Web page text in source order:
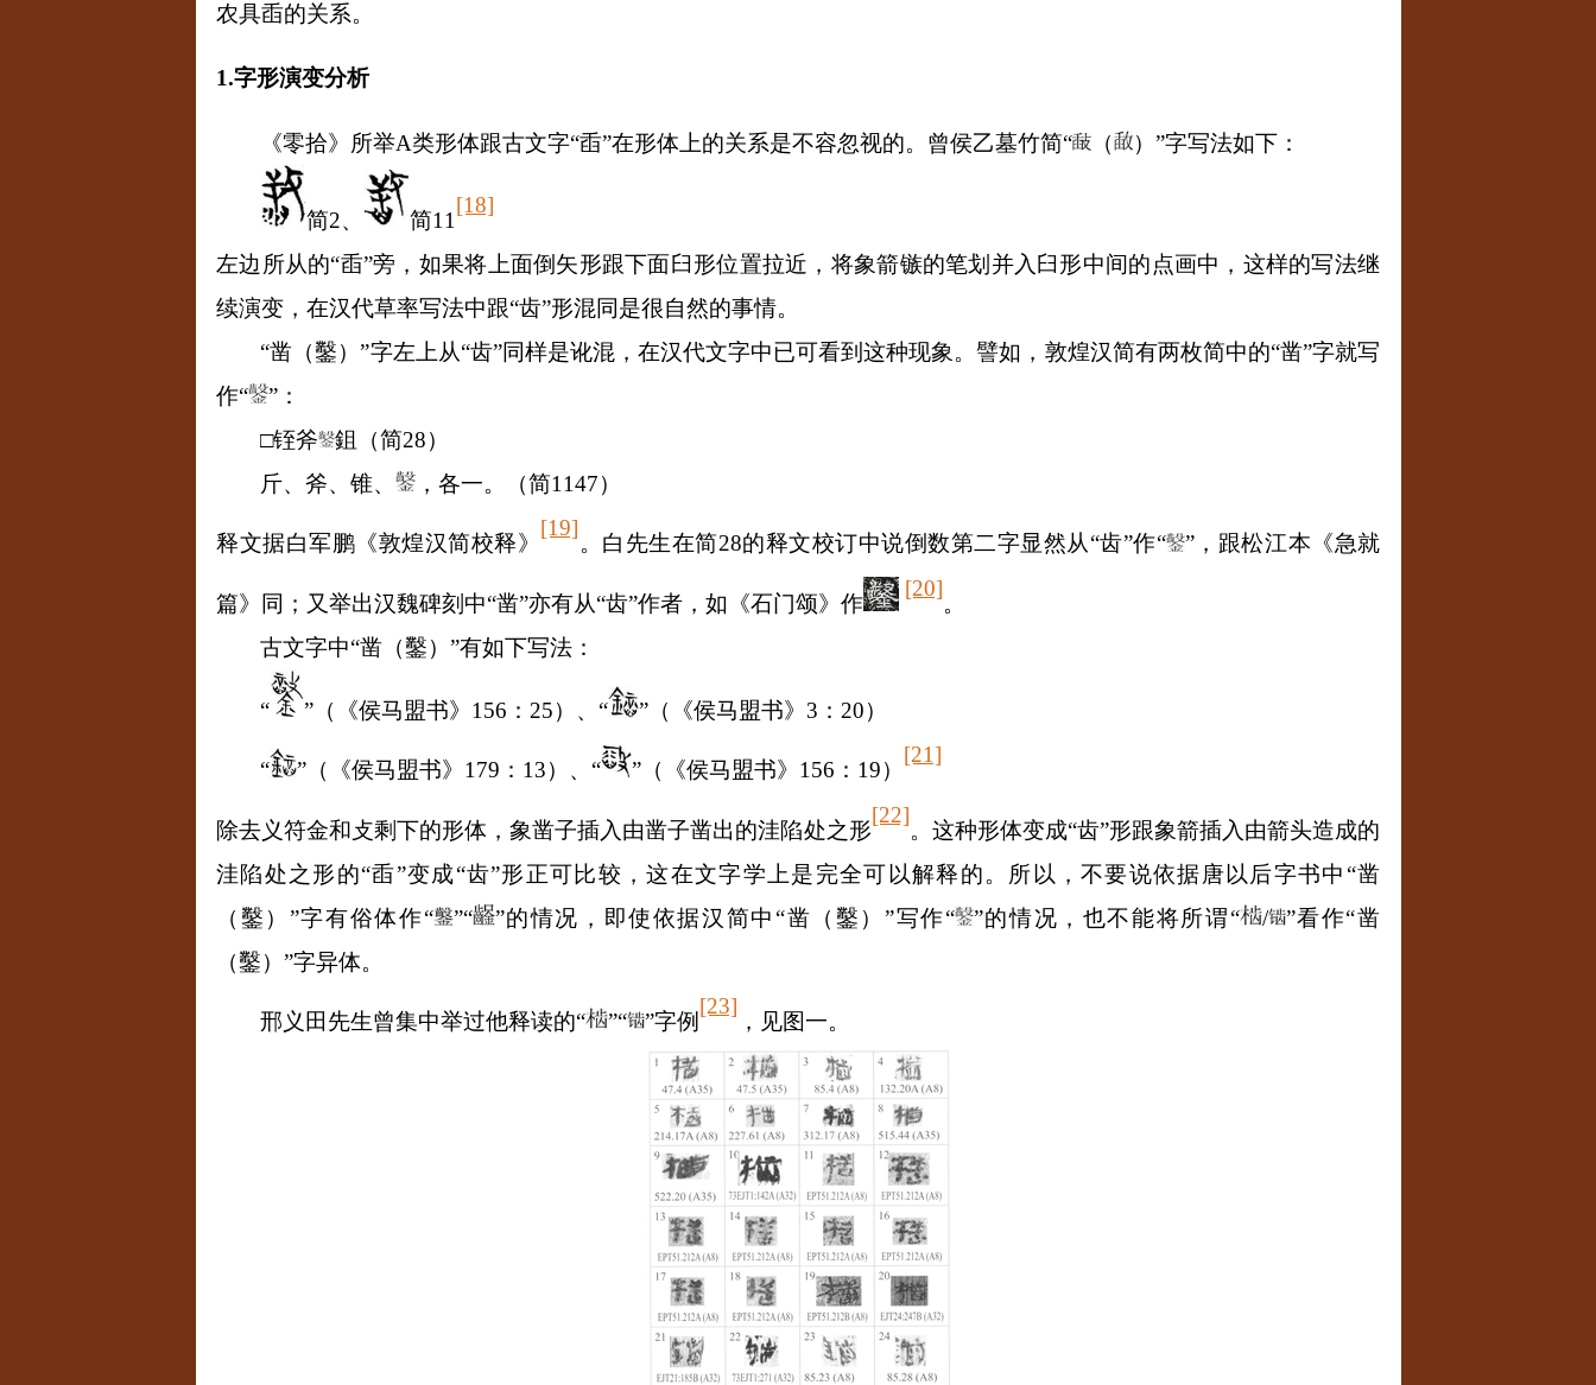
农具臿的关系。
1.字形演变分析
《零拾》所举A类形体跟古文字“臿”在形体上的关系是不容忽视的。曾侯乙墓竹简“ （ ）”字写法如下：
简2、 简11
[18]
左边所从的“臿”旁，如果将上面倒矢形跟下面臼形位置拉近，将象箭镞的笔划并入臼形中间的点画中，这样的写法继
续演变，在汉代草率写法中跟“齿”形混同是很自然的事情。
“凿（鑿）”字左上从“齿”同样是讹混，在汉代文字中已可看到这种现象。譬如，敦煌汉简有两枚简中的“凿”字就写
作“
”：
□铚斧
鉏（简28）
斤、斧、锥、
，各一。（简1147）
释文据白军鹏《敦煌汉简校释》
[19]
。白先生在简28的释文校订中说倒数第二字显然从“齿”作“ ”，跟松江本《急就
篇》同；又举出汉魏碑刻中“凿”亦有从“齿”作者，如《石门颂》作
[20]
。
古文字中“凿（鑿）”有如下写法：
“ ”（《侯马盟书》 156 ：25）、“ ”（《侯马盟书》 3 ：20）
“ ”（《侯马盟书》 179 ： 13）、“ ”（《侯马盟书》 156 ： 19）
[21]
除去义符金和攴剩下的形体，象凿子插入由凿子凿出的洼陷处之形
[22]
。这种形体变成“齿”形跟象箭插入由箭头造成的
洼陷处之形的“臿”变成“齿”形正可比较，这在文字学上是完全可以解释的。所以，不要说依据唐以后字书中 “凿
（鑿） ”字有俗体作“ ”“ ”的情况，即使依据汉简中“凿（鑿）”写作“ ”的情况，也不能将所谓“ / ”看作“凿
（鑿） ”字异体。
邢义田先生曾集中举过他释读的“ ”“ ”字例
[23]
，见图一。